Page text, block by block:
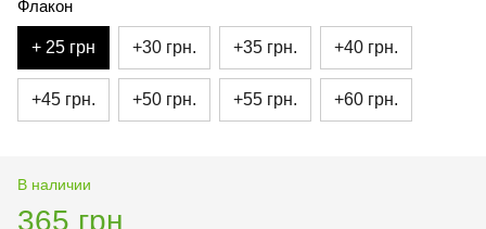
Флакон
+ 25 грн +30 грн. +35 грн. +40 грн.
+45 грн. +50 грн. +55 грн. +60 грн.
В наличии
365 грн